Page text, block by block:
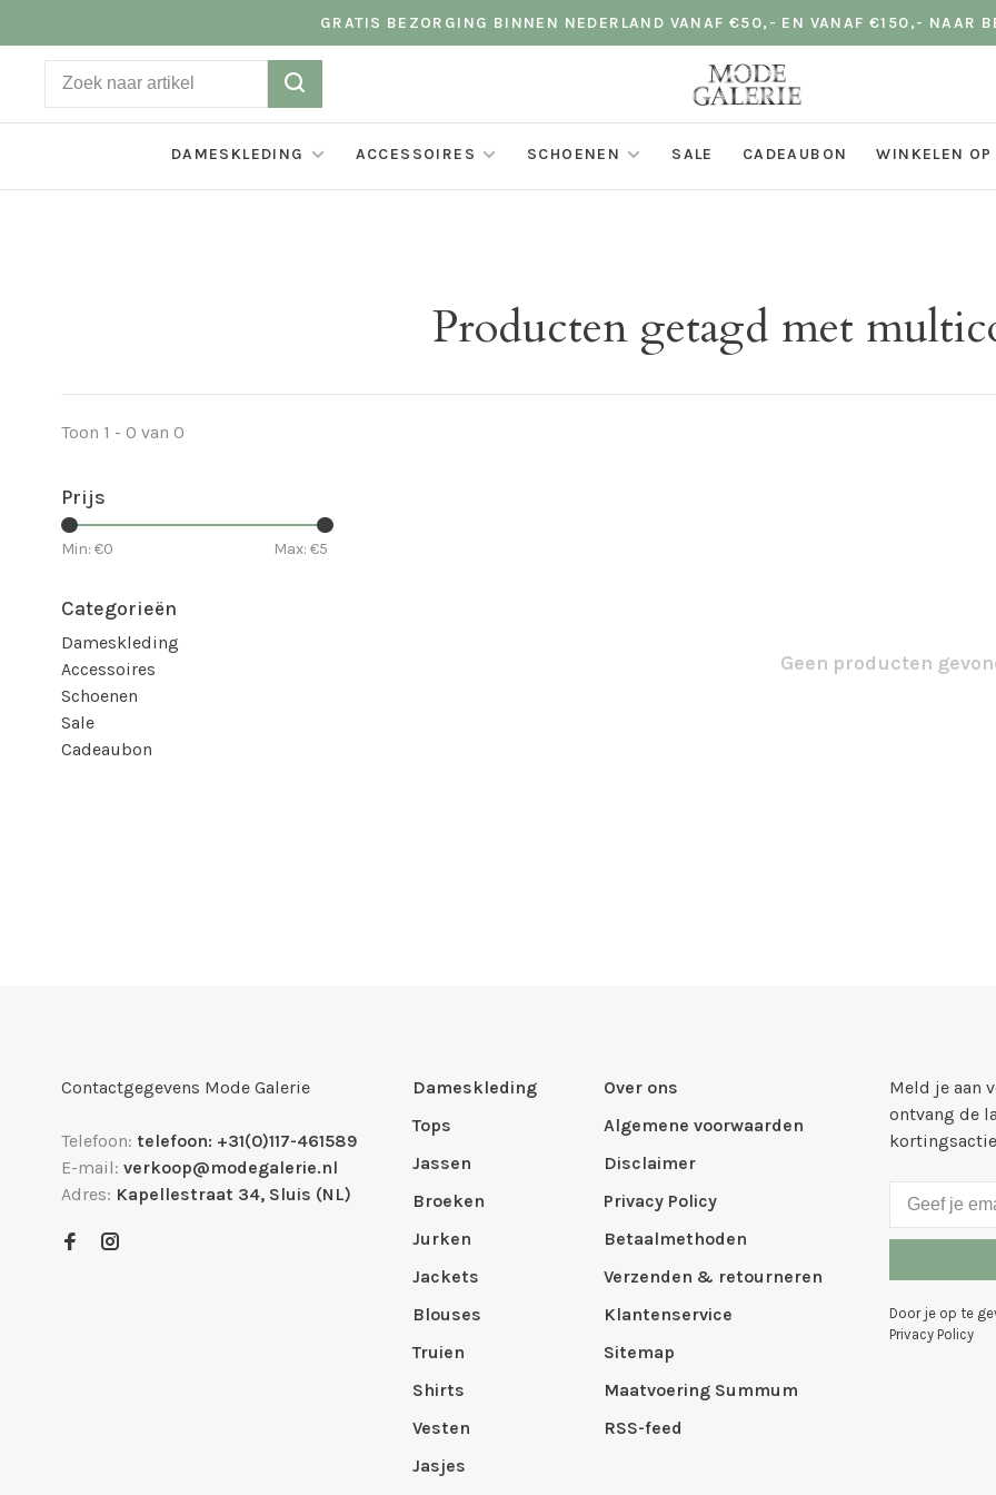
GRATIS BEZORGING BINNEN NEDERLAND VANAF €50,- EN VANAF €150,- NAAR
DAMESKLEDING ACCESSOIRES SCHOENEN SALE CADEAUBON WINKELEN
Producten getagd met
Toon 1 - 0 van 0
Prijs
Min: €0 Max: €5
Categorieën
Dameskleding
Accessoires
Schoenen
Sale
Cadeaubon
Geen producten
Contactgegevens Mode Galerie
Telefoon: telefoon: +31(0)117-461589
E-mail: verkoop@modegalerie.nl
Adres: Kapellestraat 34, Sluis (NL)
Dameskleding
Tops
Jassen
Broeken
Jurken
Jackets
Blouses
Truien
Shirts
Vesten
Jasjes
Over ons
Algemene voorwaarden
Disclaimer
Privacy Policy
Betaalmethoden
Verzenden & retourneren
Klantenservice
Sitemap
Maatvoering Summum
RSS-feed
Meld je aan
ontvang de
Door je op te
Privacy Policy